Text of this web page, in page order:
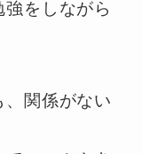
をしながら
関係がない